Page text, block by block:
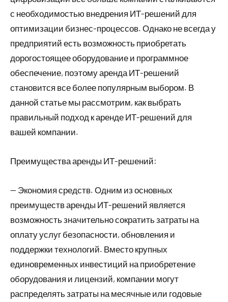
с необходимостью внедрения ИТ-решений для
оптимизации бизнес-процессов. Однако не всегда у
предприятий есть возможность приобретать
дорогостоящее оборудование и программное
обеспечение, поэтому аренда ИТ-решений
становится все более популярным выбором. В
данной статье мы рассмотрим, как выбрать
правильный подход к аренде ИТ-решений для
вашей компании.
Преимущества аренды ИТ-решений:
— Экономия средств. Одним из основных
преимуществ аренды ИТ-решений является
возможность значительно сократить затраты на
оплату услуг безопасности, обновления и
поддержки технологий. Вместо крупных
единовременных инвестиций на приобретение
оборудования и лицензий, компании могут
распределять затраты на месячные или годовые